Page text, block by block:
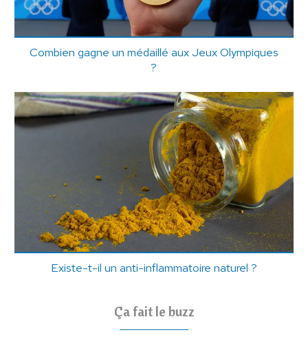
Combien gagne un médaillé aux Jeux Olympiques
?
Existe-t-il un anti-inflammatoire naturel ?
Ça fait le buzz